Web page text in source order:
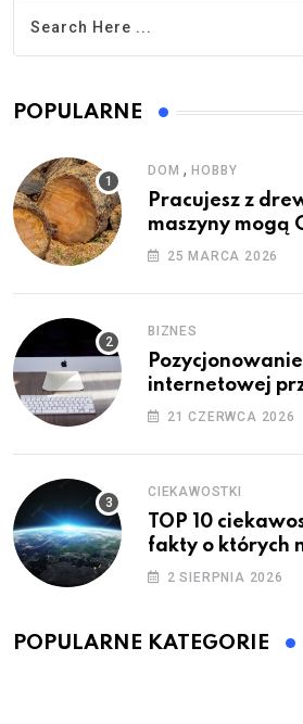
POPULARNE
DOM ,HOBBY
Pracujesz z
maszyny mogą
25 MARCA 2026
BIZNES
internetowej
21 CZERWCA 2026
CIEKAWOSTKI
TOP 10
fakty o których
2 SIERPNIA 2026
POPULARNE KATEGORIE